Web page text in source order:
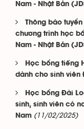
Nam - Nhật Bản
Thông báo
chương trình học
Nam - Nhật Bản
Học bổng tiếng
dành cho sinh viên
Học bổng Đài
sinh, sinh viên có
Nam (11/02/2025)